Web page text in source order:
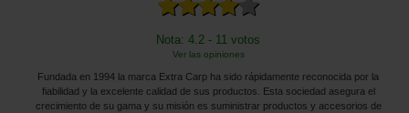
Nota: 4.2 - 11 votos
Ver las opiniones
Fundada en 1994 la marca Extra Carp ha sido rápidamente reconocida por la
fiabilidad y la excelente calidad de sus productos. Esta sociedad asegura el
crecimiento de su gama y su misión es suministrar productos y accesorios de